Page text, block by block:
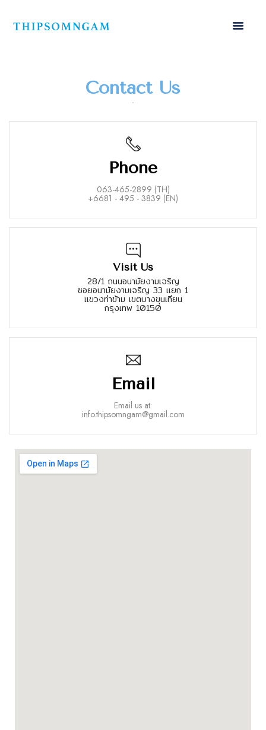
Contact Us
Phone
063-465-2899 (TH)
+6681 - 495 - 3839 (EN)
Visit Us
28/1 ถนนอนามัยงามเจริญ
ซอยอนามัยงามเจริญ 33 แยก 1
แขวงท่าข้าม เขตบางขุนเทียน
กรุงเทพ 10150
Email
Email us at:
info.thipsomngam@gmail.com